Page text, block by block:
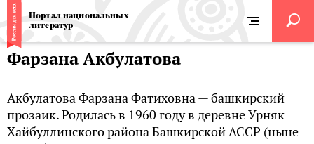
Портал национальных
литератур
Фарзана Акбулатова
Акбулатова Фарзана Фатиховна — башкирский
прозаик. Родилась в 1960 году в деревне Урняк
Хайбуллинского района Башкирской АССР (ныне